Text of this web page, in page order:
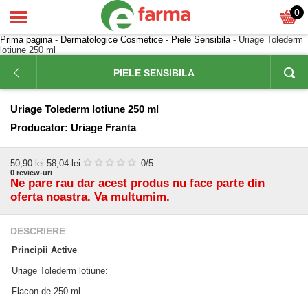
0
Prima pagina- Dermatologice Cosmetice - Piele Sensibila- Uriage Tolederm
lotiune 250 ml
PIELE SENSIBILA
Uriage Tolederm lotiune 250 ml
Producator: Uriage Franta
50,90 lei 58,04 lei 0/5
0 review-uri
Ne pare rau dar acest produs nu face parte din
oferta noastra. Va multumim.
DESCRIERE
Principii Active
Uriage Tolederm lotiune:
Flacon de 250 ml.